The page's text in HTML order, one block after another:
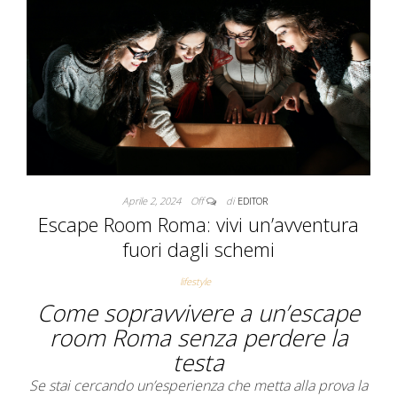
Aprile 2, 2024 Off di EDITOR
Escape Room Roma: vivi un’avventura
fuori dagli schemi
lifestyle
Come sopravvivere a un’escape
room Roma senza perdere la
testa
Se stai cercando un’esperienza che metta alla prova la